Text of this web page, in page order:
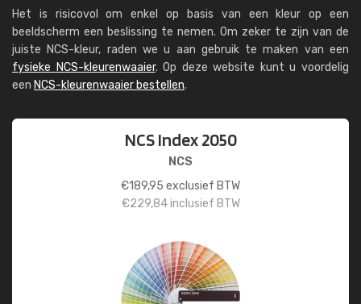
Het is risicovol om enkel op basis van een kleur op een
beeldscherm een beslissing te nemen. Om zeker te zijn van de
juiste NCS-kleur, raden we u aan gebruik te maken van een
fysieke NCS-kleurenwaaier. Op deze website kunt u voordelig
een NCS-kleurenwaaier bestellen.
NCS Index 2050
NCS
€189,95 exclusief BTW
€229,84inclusief BTW